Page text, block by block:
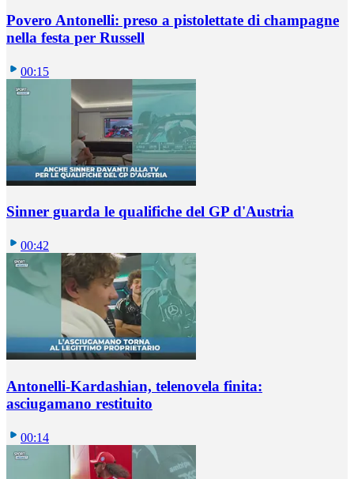
Povero Antonelli: preso a pistolettate di champagne
nella festa per Russell
00:15
Sinner guarda le qualifiche del GP d'Austria
00:42
Antonelli-Kardashian, telenovela finita:
asciugamano restituito
00:14